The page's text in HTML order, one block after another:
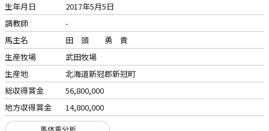
生年月日
2017年5月5日
調教師
-
馬主名
田 頭 勇 貴
生産牧場
武田牧場
生産地
北海道新冠郡新冠町
総収得賞金
56,800,000
地方収得賞金
14,800,000